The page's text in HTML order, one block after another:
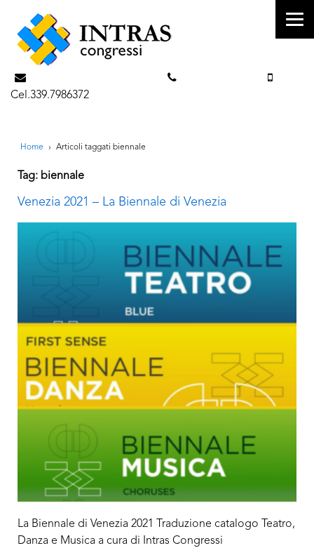
Cel.339.7986372
Home › Articoli taggati biennale
Tag: biennale
Venezia 2021 – La Biennale di Venezia
La Biennale di Venezia 2021 Traduzione catalogo Teatro,
Danza e Musica a cura di Intras Congressi